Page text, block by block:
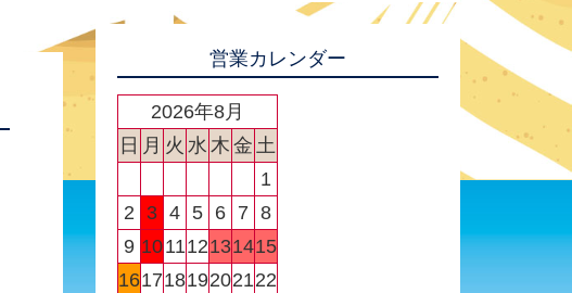
営業カレンダー
2026年8月
日 月 火 水 木 金 土
1
2
3 4 5 6 7 8
9 101112131415
16171819202122